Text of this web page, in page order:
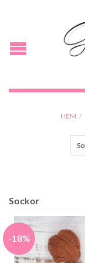
HEM /
Sockor
-18%